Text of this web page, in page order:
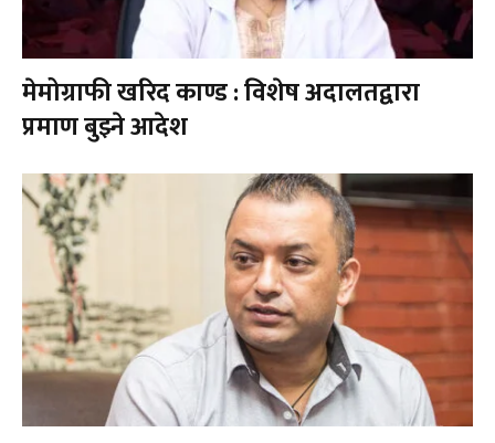
मेमोग्राफी खरिद काण्ड : विशेष अदालतद्वारा
प्रमाण बुझ्ने आदेश